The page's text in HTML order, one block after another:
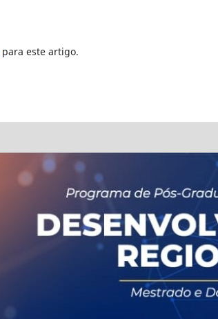
para este artigo.